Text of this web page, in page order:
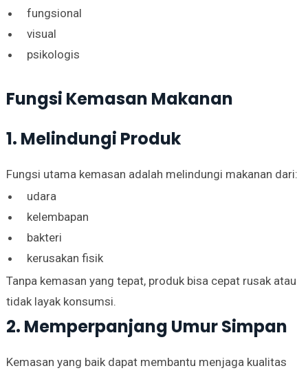
fungsional
visual
psikologis
Fungsi Kemasan Makanan
1. Melindungi Produk
Fungsi utama kemasan adalah melindungi makanan dari:
udara
kelembapan
bakteri
kerusakan fisik
Tanpa kemasan yang tepat, produk bisa cepat rusak atau
tidak layak konsumsi.
2. Memperpanjang Umur Simpan
Kemasan yang baik dapat membantu menjaga kualitas